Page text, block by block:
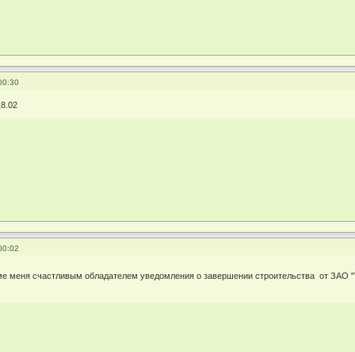
меня счастливым обладателем уведомления о завершении строительства от ЗАО